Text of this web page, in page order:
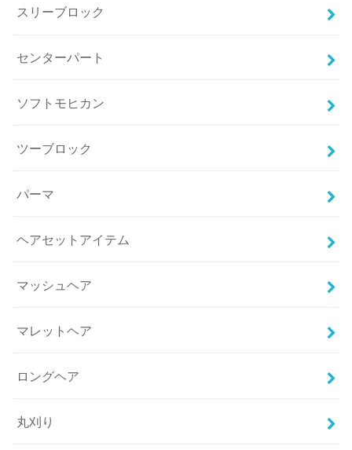
スリーブロック
センターパート
ソフトモヒカン
ツーブロック
パーマ
ヘアセットアイテム
マッシュヘア
マレットヘア
ロングヘア
丸刈り